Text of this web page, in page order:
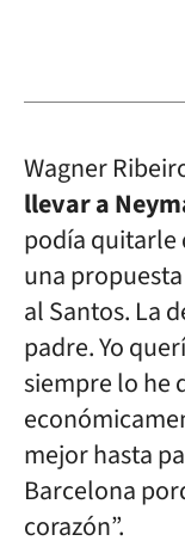
Wagner
llevar a
podía quitarle
una
al Santos. La
padre. Yo
siempre lo he
mejor hasta
Barcelona
corazón”.